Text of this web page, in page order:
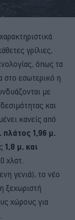
γρίλιες,
όπως τα
στο εσωτερικό η
με
και
κανείς από
πλάτος 1,96 μ.
1,8 μ. και
χλστ.
γενιά), το νέο
ξεχωριστή
χώρους για